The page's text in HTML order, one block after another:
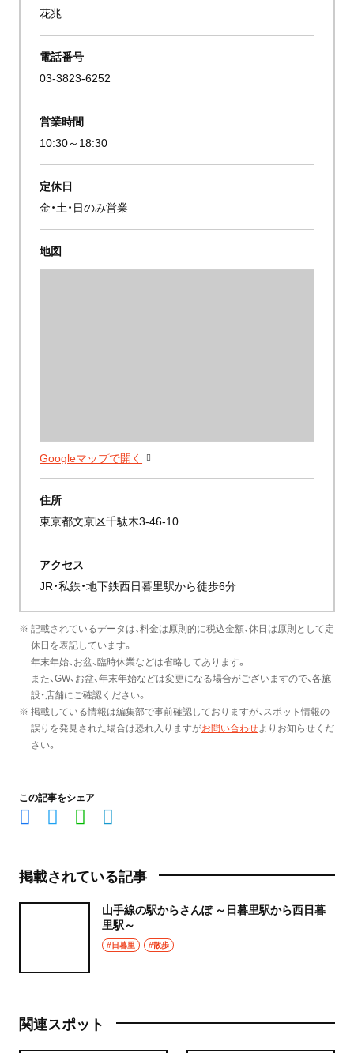
花兆
電話番号
03-3823-6252
営業時間
10:30～18:30
定休日
金・土・日のみ営業
地図
Googleマップで開く
住所
東京都文京区千駄木3-46-10
アクセス
JR・私鉄・地下鉄西日暮里駅から徒歩6分
※ 記載されているデータは、料金は原則的に税込金額、休日は原則として定
休日を表記しています。
年末年始、お盆、臨時休業などは省略してあります。
また、GW、お盆、年末年始などは変更になる場合がございますので、各施
設・店舗にご確認ください。
※ 掲載している情報は編集部で事前確認しておりますが、スポット情報の
誤りを発見された場合は恐れ入りますがお問い合わせよりお知らせくだ
さい。
この記事をシェア
掲載されている記事
山手線の駅からさんぽ ～日暮里駅から西日暮
里駅～
#日暮里 #散歩
関連スポット